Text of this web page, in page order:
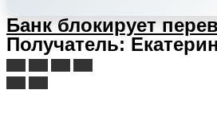
Банк блокирует
Получатель: